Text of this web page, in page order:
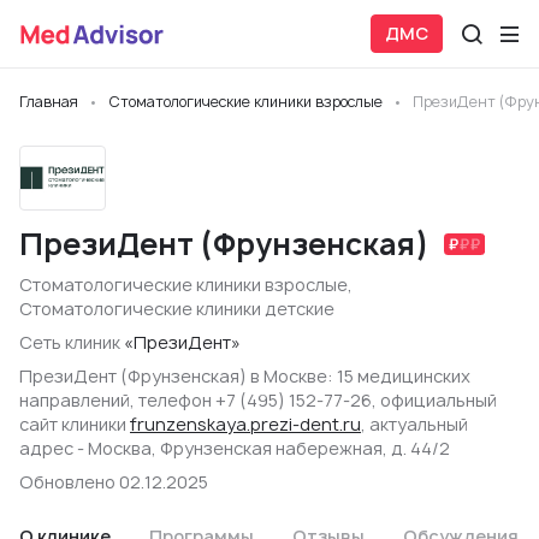
ДМС
Главная Стоматологические клиники взрослые ПрезиДент
ПрезиДент (Фрунзенская)
Стоматологические клиники взрослые,
Стоматологические клиники детские
Сеть клиник «ПрезиДент»
ПрезиДент (Фрунзенская) в Москве: 15 медицинских
направлений, телефон +7 (495) 152-77-26, официальный
сайт клиники frunzenskaya.prezi-dent.ru, актуальный
адрес - Москва, Фрунзенская набережная, д. 44/2
Обновлено 02.12.2025